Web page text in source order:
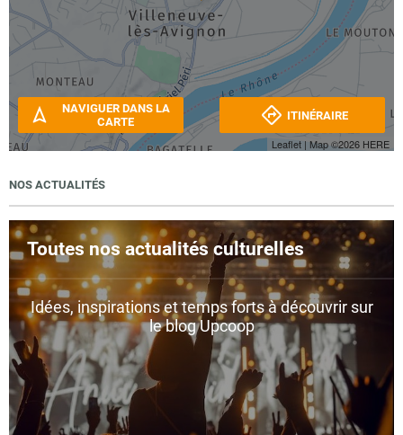
Leaflet | Map ©2026 HERE
NAVIGUER DANS LA
CARTE
ITINÉRAIRE
NOS ACTUALITÉS
Toutes nos actualités culturelles
Idées, inspirations et temps forts à découvrir sur
le blog Upcoop